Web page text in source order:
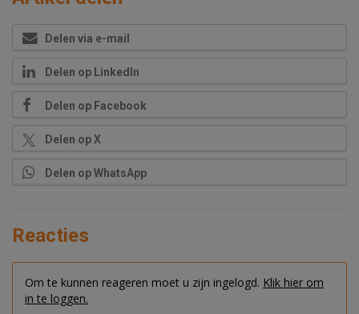
Delen via e-mail
Delen op LinkedIn
Delen op Facebook
Delen op X
Delen op WhatsApp
Reacties
Om te kunnen reageren moet u zijn ingelogd. Klik hier om
in te loggen.